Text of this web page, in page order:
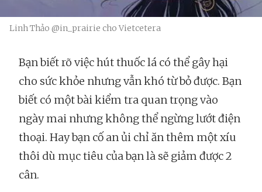
Linh Thảo @in_prairie cho Vietcetera
Bạn biết rõ việc hút thuốc lá có thể gây hại
cho sức khỏe nhưng vẫn khó từ bỏ được. Bạn
biết có một bài kiểm tra quan trọng vào
ngày mai nhưng không thể ngừng lướt điện
thoại. Hay bạn cố an ủi chỉ ăn thêm một xíu
thôi dù mục tiêu của bạn là sẽ giảm được 2
cân.